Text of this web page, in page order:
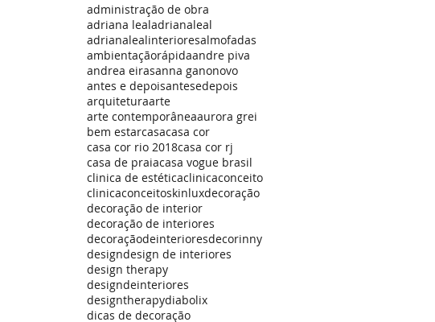
administração de obra
adriana lealadrianaleal
adrianalealinterioresalmofadas
ambientaçãorápidaandre piva
andrea eirasanna ganonovo
antes e depoisantesedepois
arquiteturaarte
arte contemporâneaaurora grei
bem estarcasacasa cor
casa cor rio 2018casa cor rj
casa de praiacasa vogue brasil
clinica de estéticaclinicaconceito
clinicaconceitoskinluxdecoração
decoração de interior
decoração de interiores
decoraçãodeinterioresdecorinny
designdesign de interiores
design therapy
designdeinteriores
designtherapydiabolix
dicas de decoração